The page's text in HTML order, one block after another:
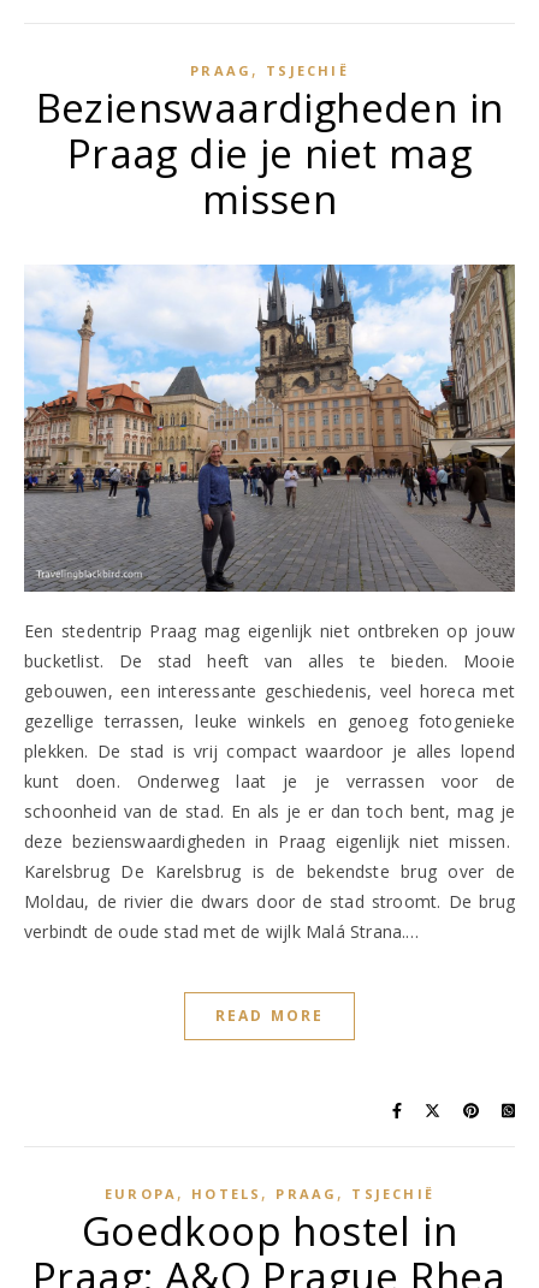
PRAAG , TSJECHIË
Bezienswaardigheden in
Praag die je niet mag
missen
Een stedentrip Praag mag eigenlijk niet ontbreken op jouw
bucketlist. De stad heeft van alles te bieden. Mooie
gebouwen, een interessante geschiedenis, veel horeca met
gezellige terrassen, leuke winkels en genoeg fotogenieke
plekken. De stad is vrij compact waardoor je alles lopend
kunt doen. Onderweg laat je je verrassen voor de
schoonheid van de stad. En als je er dan toch bent, mag je
deze bezienswaardigheden in Praag eigenlijk niet missen.
Karelsbrug De Karelsbrug is de bekendste brug over de
Moldau, de rivier die dwars door de stad stroomt. De brug
verbindt de oude stad met de wijlk Malá Strana.…
READ MORE
EUROPA , HOTELS , PRAAG , TSJECHIË
Goedkoop hostel in
Praag: A&O Prague Rhea